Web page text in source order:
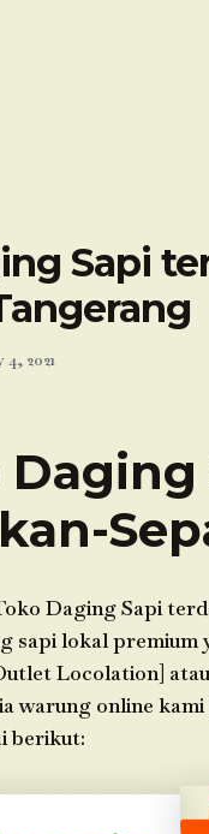
Sapi
2021
Daging Sapi
sapi lokal
Locolation]
warung online
berikut: